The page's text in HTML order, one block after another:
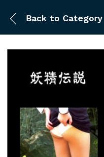
Back to Category